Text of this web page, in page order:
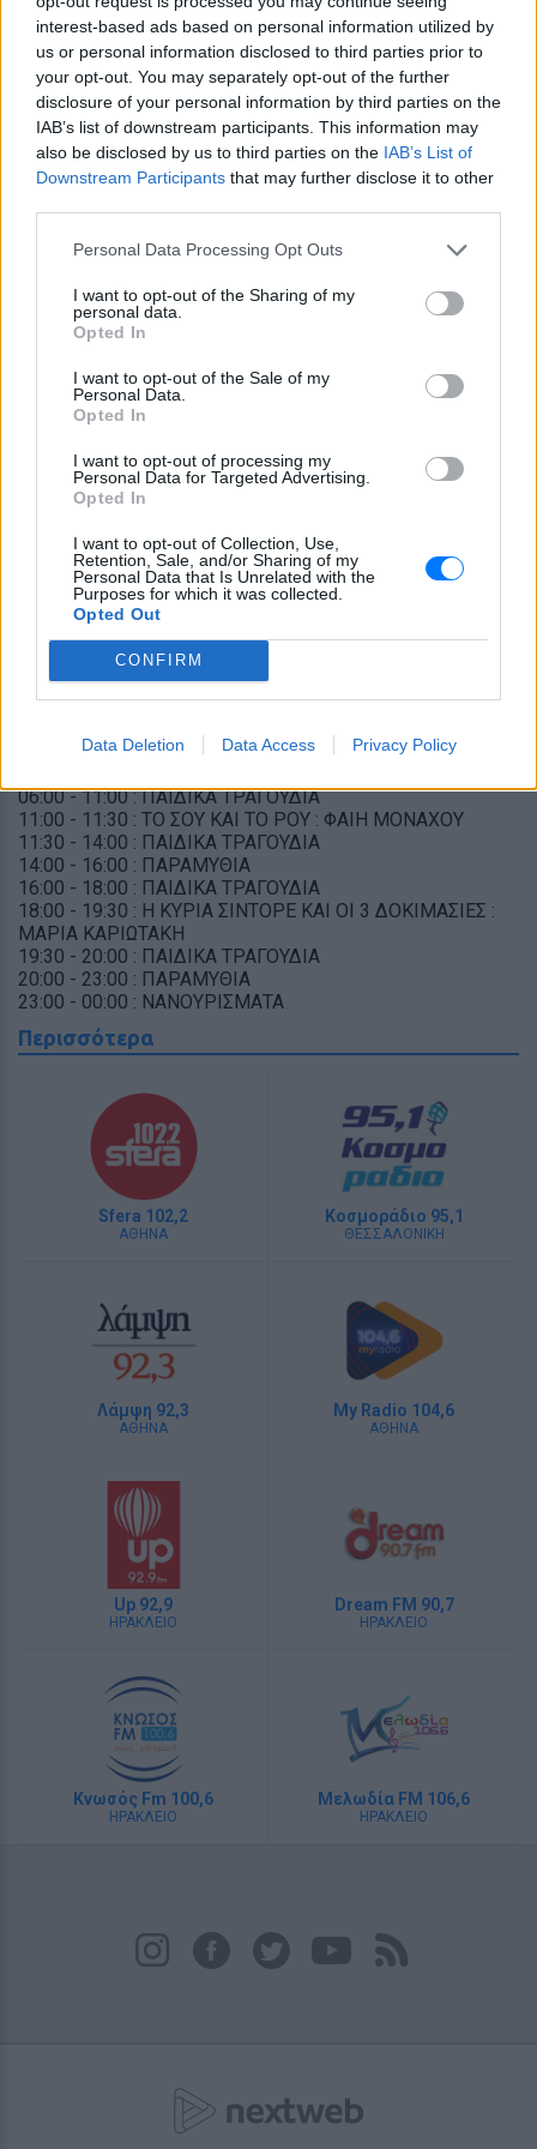
interest-based ads based on personal information utilized by
us or personal information disclosed to third parties prior to
your opt-out. You may separately opt-out of the further
disclosure of your personal information by third parties on the
IAB’s list of downstream participants. This information may
also be disclosed by us to third parties on the IAB’s List of
Downstream Participants that may further disclose it to other
Personal Data Processing Opt Outs
I want to opt-out of the Sharing of my
personal data.
Opted In
I want to opt-out of the Sale of my
Personal Data.
Opted In
I want to opt-out of processing my
Personal Data for Targeted Advertising.
Opted In
I want to opt-out of Collection, Use,
Retention, Sale, and/or Sharing of my
Personal Data that Is Unrelated with the
Purposes for which it was collected.
Opted Out
CONFIRM
Data Deletion Data Access Privacy Policy
ΤΡΙΤΗ
06:00 - 11:00 : ΠΑΙΔΙΚΑ ΤΡΑΓΟΥΔΙΑ
11:00 - 11:30 : ΤΟ ΣΟΥ ΚΑΙ ΤΟ ΡΟΥ : ΦΑΙΗ ΜΟΝΑΧΟΥ
11:30 - 13:00 : ΠΑΙΔΙΚΑ ΤΡΑΓΟΥΔΙΑ
13:00 - 14:00 : ΔΙΑΤΡΟΦΙΚΕΣ ΣΥΜΒΟΥΛΕΣ:ΝΙΚΟΛΕΤΑ
ΚΑΨΩΡΙΤΑΚΗ
14:00 - 16:00 : ΠΑΡΑΜΥΘΙΑ
18:00 - 20:00 : ΠΑΙΔΙΚΑ ΤΡΑΓΟΥΔΙΑ
23:00 - 00:00 : ΝΑΝΟΥΡΙΣΜΑΤΑ
ΤΕΤΑΡΤΗ
14:00 - 16:00 : ΠΑΡΑΜΥΘΙΑ
16:00 - 20:00 : ΠΑΙΔΙΚΑ ΤΡΑΓΟΥΔΙΑ
20:00 - 23:00 : ΠΑΡΑΜΥΘΙΑ
23:00 - 00:00 : ΝΑΝΟΥΡΙΣΜΑΤΑ
ΠΕΜΠΤΗ
13:00 - 14:00 : ΔΙΑΤΡΟΦΙΚΕΣ ΣΥΜΒΟΥΛΕΣ:ΝΙΚΟΛΕΤΑ
ΚΑΨΩΡΙΤΑΚΗ
14:00 - 16:00 : ΠΑΡΑΜΥΘΙΑ
16:00 - 17:00 : ΠΑΙΔΙΚΑ ΤΡΑΓΟΥΔΙΑ
17:00 - 18:00 : MISS FAMLY : ΚΡΥΣΤΗ ΛΥΔΑΚΗ
18:00 - 19:00 : MΟMMY COOL: ΕΛΕΝΗ ΔΑΡΓΑΝΤΗ
19:00 - 20:00 : ΠΑΙΔΙΚΑ ΤΡΑΓΟΥΔΙΑ
20:00 - 23:00 : ΠΑΡΑΜΥΘΙΑ
06:00 - 11:00 : ΠΑΙΔΙΚΑ ΤΡΑΓΟΥΔΙΑ
11:00 - 11:30 : ΤΟ ΣΟΥ ΚΑΙ ΤΟ ΡΟΥ : ΦΑΙΗ ΜΟΝΑΧΟΥ
11:30 - 14:00 : ΠΑΙΔΙΚΑ ΤΡΑΓΟΥΔΙΑ
14:00 - 16:00 : ΠΑΡΑΜΥΘΙΑ
16:00 - 18:00 : ΠΑΙΔΙΚΑ ΤΡΑΓΟΥΔΙΑ
18:00 - 19:30 : Η ΚΥΡΙΑ ΣΙΝΤΟΡΕ ΚΑΙ ΟΙ 3 ΔΟΚΙΜΑΣΙΕΣ :
ΜΑΡΙΑ ΚΑΡΙΩΤΑΚΗ
19:30 - 20:00 : ΠΑΙΔΙΚΑ ΤΡΑΓΟΥΔΙΑ
20:00 - 23:00 : ΠΑΡΑΜΥΘΙΑ
23:00 - 00:00 : ΝΑΝΟΥΡΙΣΜΑΤΑ
Περισσότερα
Sfera 102,2
ΑΘΗΝΑ
Κοσμοράδιο 95,1
ΘΕΣΣΑΛΟΝΙΚΗ
Λάμψη 92,3
ΑΘΗΝΑ
My Radio 104,6
ΑΘΗΝΑ
Up 92,9
ΗΡΑΚΛΕΙΟ
Dream FM 90,7
ΗΡΑΚΛΕΙΟ
Κνωσός Fm 100,6
ΗΡΑΚΛΕΙΟ
Μελωδία FM 106,6
ΗΡΑΚΛΕΙΟ